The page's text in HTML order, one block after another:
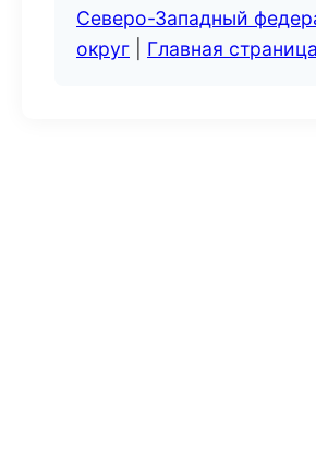
Северо-Западный
округ
Главная страница